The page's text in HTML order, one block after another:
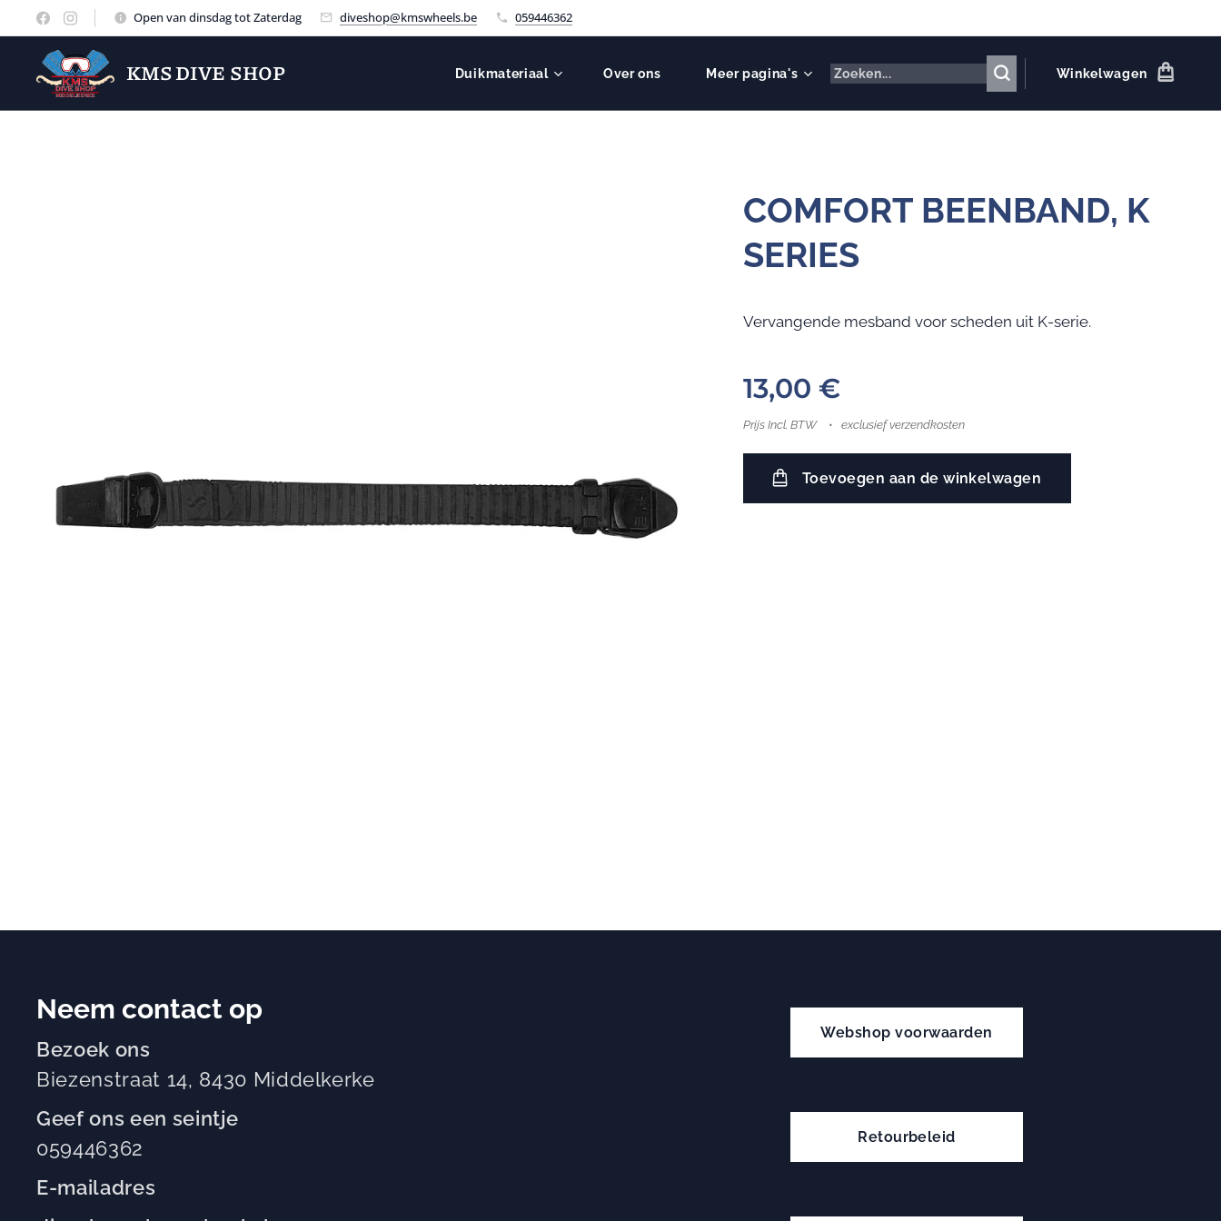
Open van dinsdag tot Zaterdag diveshop@kmswheels.be 059446362
KMS DIVE SHOP Duikmateriaal Over ons Meer pagina's Winkelwagen
COMFORT BEENBAND, K
SERIES
Vervangende mesband voor scheden uit K-serie.
13,00 €
Prijs Incl. BTW exclusief verzendkosten
Toevoegen aan de winkelwagen
Neem contact op
Bezoek ons
Biezenstraat 14, 8430 Middelkerke
Geef ons een seintje
059446362
E-mailadres
Webshop voorwaarden
Retourbeleid